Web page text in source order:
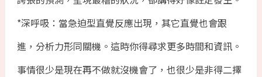
*深呼吸：當急迫型直覺反應出現，其它直覺也會跟
進，分析力形同關機。這時你得尋求更多時間和資訊。
事情很少是現在再不做就沒機會了，也很少是非得二擇